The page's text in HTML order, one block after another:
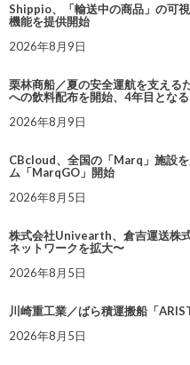
Shippio、「輸送中の商品」の可
機能を提供開始
2026年8月9日
栗林商船／夏の安全運航を支える
への飲料配布を開始、4年目とな
2026年8月9日
CBcloud、全国の「Marq」施設
ム「MarqGO」開始
2026年8月5日
株式会社Univearth、倉吉運送株
ネットワークを拡大〜
2026年8月5日
川崎重工業／ばら積運搬船「
2026年8月5日